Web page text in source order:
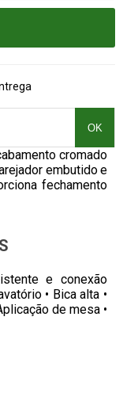
OK
cromado
embutido e
fechamento
e conexão
• Bica alta •
de mesa •